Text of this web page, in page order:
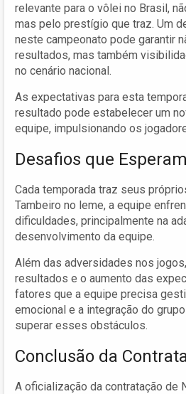
relevante para o vôlei no Brasil,
mas pelo prestígio que traz. Um
neste campeonato pode garantir
resultados, mas também
no cenário nacional.
As expectativas para esta
resultado pode estabelecer um
equipe, impulsionando os
Desafios que
Cada temporada traz seus
Tambeiro no leme, a equipe
dificuldades, principalmente na
desenvolvimento da equipe.
Além das adversidades nos
resultados e o aumento das
fatores que a equipe precisa
emocional e a integração do
superar esses obstáculos.
Conclusão da
A oficialização da contratação de